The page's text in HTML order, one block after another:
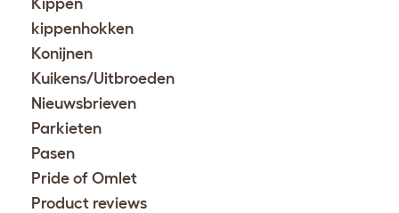
kippenhokken
Konijnen
Kuikens/Uitbroeden
Nieuwsbrieven
Parkieten
Pasen
Pride of Omlet
Product reviews